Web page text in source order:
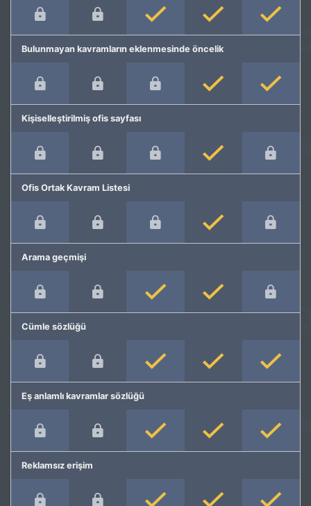
Bulunmayan kavramların eklenmesinde öncelik
Kişiselleştirilmiş ofis sayfası
Ofis Ortak Kavram Listesi
Arama geçmişi
Cümle sözlüğü
Eş anlamlı kavramlar sözlüğü
Reklamsız erişim